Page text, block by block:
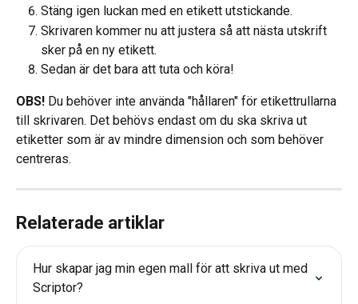
Stäng igen luckan med en etikett utstickande.
Skrivaren kommer nu att justera så att nästa utskrift
sker på en ny etikett.
Sedan är det bara att tuta och köra!
OBS! Du behöver inte använda "hållaren" för etikettrullarna
till skrivaren. Det behövs endast om du ska skriva ut
etiketter som är av mindre dimension och som behöver
centreras.
Relaterade artiklar
Hur skapar jag min egen mall för att skriva ut med
Scriptor?